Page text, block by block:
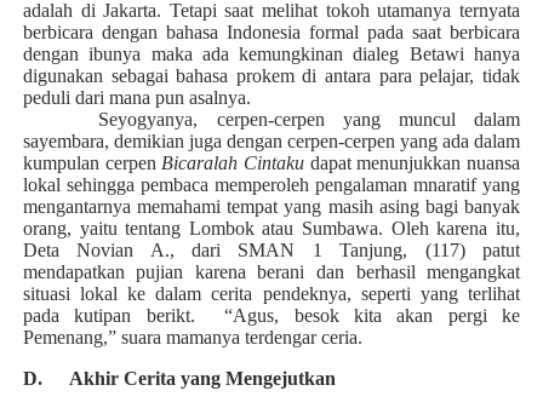
adalah di Jakarta. Tetapi saat melihat tokoh utamanya ternyata
berbicara dengan bahasa Indonesia formal pada saat berbicara
dengan ibunya maka ada kemungkinan dialeg Betawi hanya
digunakan sebagai bahasa prokem di antara para pelajar, tidak
peduli dari mana pun asalnya.
Seyogyanya, cerpen-cerpen yang muncul dalam
sayembara, demikian juga dengan cerpen-cerpen yang ada dalam
kumpulan cerpen Bicaralah Cintaku dapat menunjukkan nuansa
lokal sehingga pembaca memperoleh pengalaman mnaratif yang
mengantarnya memahami tempat yang masih asing bagi banyak
orang, yaitu tentang Lombok atau Sumbawa. Oleh karena itu,
Deta Novian A., dari SMAN 1 Tanjung, (117) patut
mendapatkan pujian karena berani dan berhasil mengangkat
situasi lokal ke dalam cerita pendeknya, seperti yang terlihat
pada kutipan berikt. “Agus, besok kita akan pergi ke
Pemenang,” suara mamanya terdengar ceria.
D.
Akhir Cerita yang Mengejutkan